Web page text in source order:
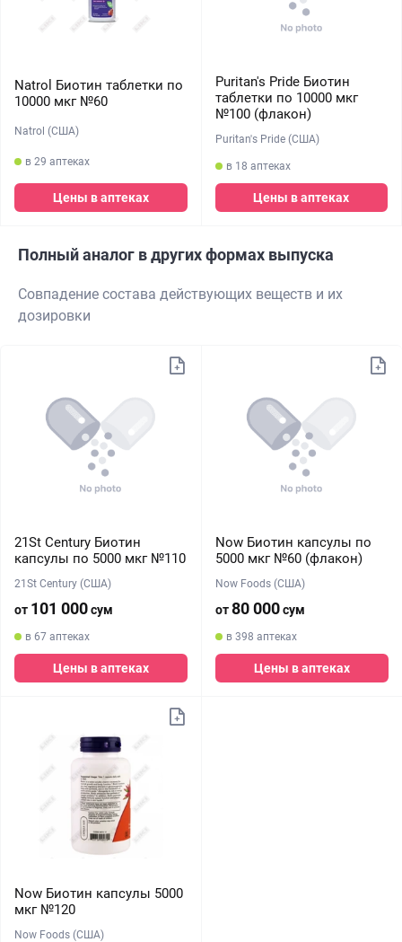
Natrol Биотин таблетки по
10000 мкг №60
Natrol (США)
в 29 аптеках
Цены в аптеках
Puritan's Pride Биотин
таблетки по 10000 мкг
№100 (флакон)
Puritan's Pride (США)
в 18 аптеках
Цены в аптеках
Полный аналог в других формах выпуска
Совпадение состава действующих веществ и их
дозировки
21St Century Биотин
капсулы по 5000 мкг №110
21St Century (США)
от 101 000сум
в 67 аптеках
Цены в аптеках
Now Биотин капсулы по
5000 мкг №60 (флакон)
Now Foods (США)
от80 000сум
в 398 аптеках
Цены в аптеках
Now Биотин капсулы 5000
мкг №120
Now Foods (США)